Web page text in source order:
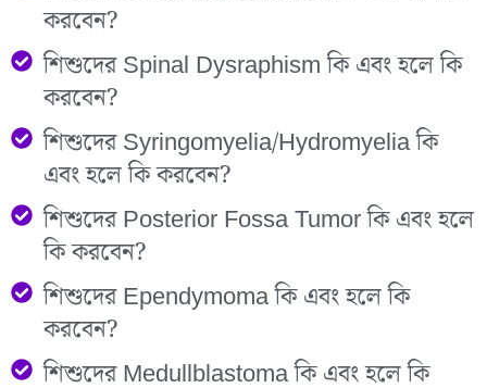
করবেন?
শিশুদের Spinal Dysraphism কি এবং হলে কি
করবেন?
শিশুদের Syringomyelia/Hydromyelia কি
এবং হলে কি করবেন?
শিশুদের Posterior Fossa Tumor কি এবং হলে
কি করবেন?
শিশুদের Ependymoma কি এবং হলে কি
করবেন?
শিশুদের Medullblastoma কি এবং হলে কি